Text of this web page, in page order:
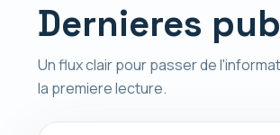
Dernieres
Un flux clair pour passer de
la premiere lecture.